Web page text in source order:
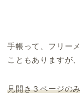
手帳って、フリー
こともありますが
見開き３ページの